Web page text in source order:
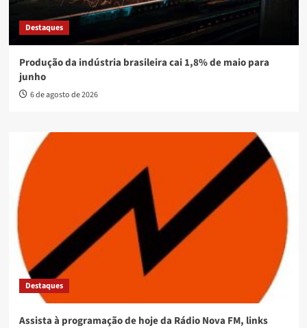
Destaques
Produção da indústria brasileira cai 1,8% de maio para
junho
6 de agosto de 2026
Destaques
Assista à programação de hoje da Rádio Nova FM, links